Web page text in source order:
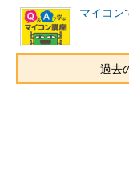
マイコン
過去